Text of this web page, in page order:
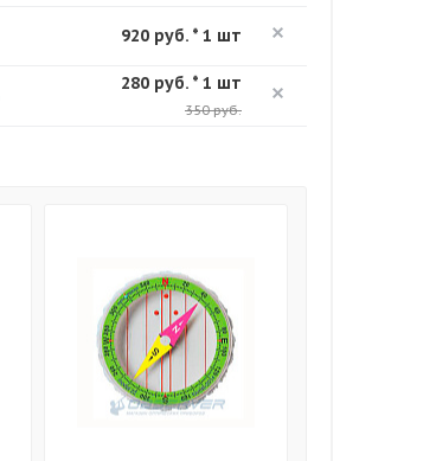
920 руб. * 1 шт
280 руб. * 1 шт
350 руб.